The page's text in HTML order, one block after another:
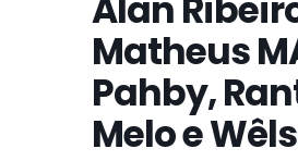
Matheus
Pahby,
Melo e